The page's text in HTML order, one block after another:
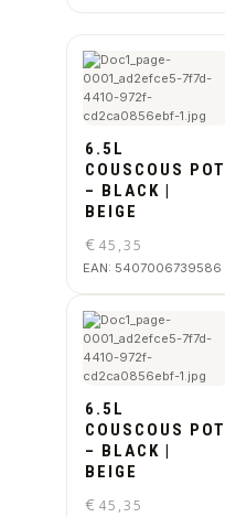
6.5L
COUSCOUS POT
– BLACK |
BEIGE
€ 45,35
EAN: 5407006739586
6.5L
COUSCOUS POT
– BLACK |
BEIGE
€ 45,35